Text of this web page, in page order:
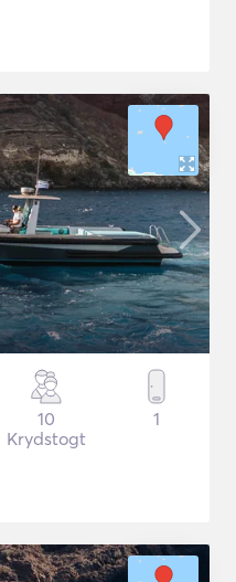
10
Krydstogt
1